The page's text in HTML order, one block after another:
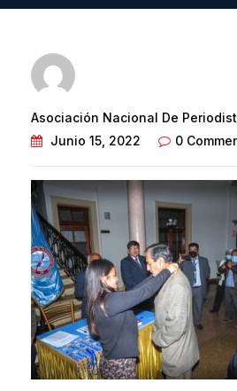
Asociación Nacional De
Junio 15, 2022
0